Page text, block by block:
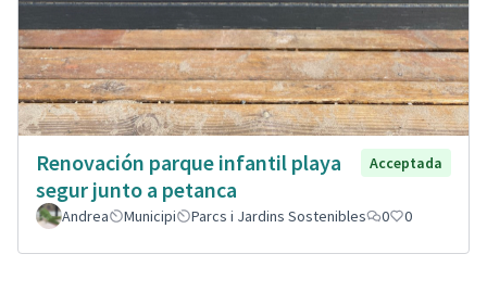
Renovación parque infantil playa
segur junto a petanca
Acceptada
Andrea Municipi Parcs i Jardins Sostenibles 0 0